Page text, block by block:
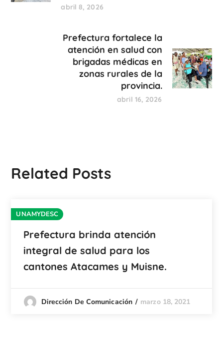
abril 8, 2026
Prefectura fortalece la
atención en salud con
brigadas médicas en
zonas rurales de la
provincia.
abril 16, 2026
Related Posts
UNAMYDESC
Prefectura brinda atención
integral de salud para los
cantones Atacames y Muisne.
Dirección De Comunicación marzo 18, 2021